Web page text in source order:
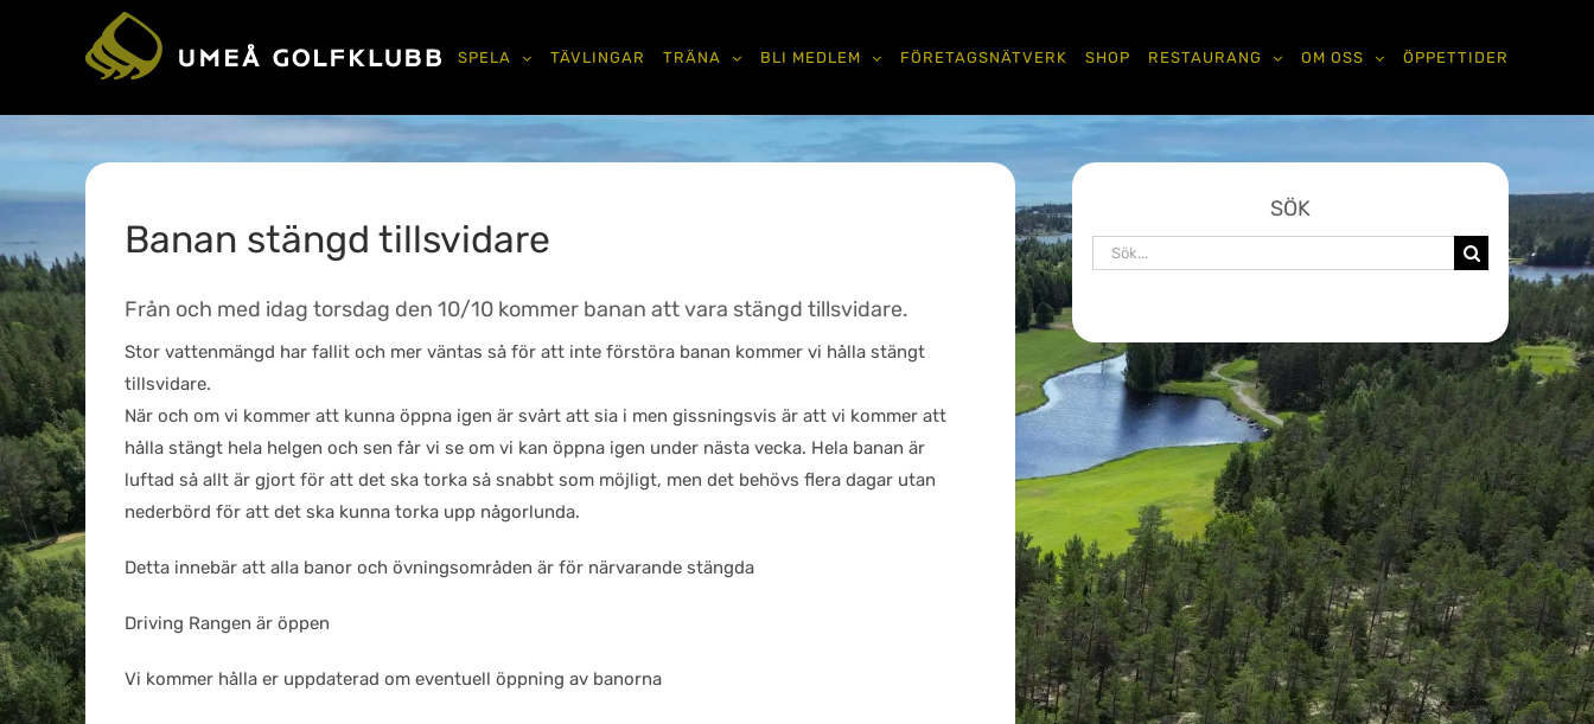
SPELA TÄVLINGAR TRÄNA BLI MEDLEM FÖRETAGSNÄTVERK SHOP RESTAURANG OM OSS ÖPPETTIDER
Banan stängd tillsvidare
Från och med idag torsdag den 10/10 kommer banan att vara stängd tillsvidare.
Stor vattenmängd har fallit och mer väntas så för att inte förstöra banan kommer vi hålla stängt
tillsvidare.
När och om vi kommer att kunna öppna igen är svårt att sia i men gissningsvis är att vi kommer att
hålla stängt hela helgen och sen får vi se om vi kan öppna igen under nästa vecka. Hela banan är
luftad så allt är gjort för att det ska torka så snabbt som möjligt, men det behövs flera dagar utan
nederbörd för att det ska kunna torka upp någorlunda.
Detta innebär att alla banor och övningsområden är för närvarande stängda
Driving Rangen är öppen
Vi kommer hålla er uppdaterad om eventuell öppning av banorna
SÖK
Sök